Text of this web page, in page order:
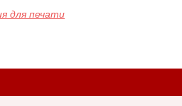
для печати